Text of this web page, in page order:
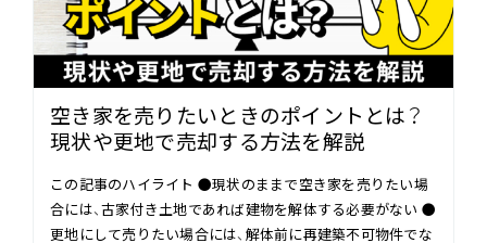
空き家を売りたいときのポイントとは？
現状や更地で売却する方法を解説
この記事のハイライト ●現状のままで空き家を売りたい場
合には、古家付き土地であれば建物を解体する必要がない ●
更地にして売りたい場合には、解体前に再建築不可物件でな